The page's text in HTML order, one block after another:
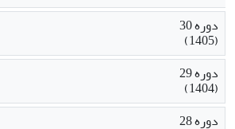
دوره 30
(1405)
دوره 29
(1404)
دوره 28